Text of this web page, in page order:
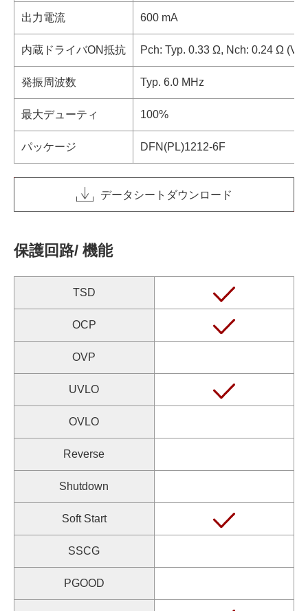
出力電流 600 mA
内蔵ドライバON抵抗 Pch: Typ. 0.33 Ω, Nch: 0.24 Ω
発振周波数 Typ. 6.0 MHz
最大デューティ 100%
パッケージ DFN(PL)1212-6F
データシートダウンロード
保護回路/ 機能
TSD
OCP
OVP
UVLO
OVLO
Reverse
Shutdown
Soft Start
SSCG
PGOOD